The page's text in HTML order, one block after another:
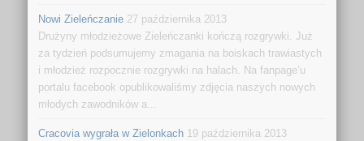
Nowi Zieleńczanie 27 października 2013
Drużyny młodzieżowe Zieleńczanki kończą rozgrywki. Już
za tydzień podsumujemy zmagania na boiskach trawiastych
i młodzież rozpocznie rozgrywki na halach. Na fanpage’u
portalu facebook opublikowaliśmy zdjęcia naszych nowych
młodych zawodników a...
Cracovia wygrała w Zielonkach 19 października 2013